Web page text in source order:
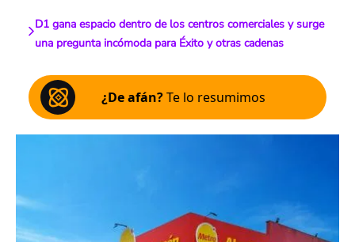
D1 gana espacio dentro de los centros comerciales y surge
una pregunta incómoda para Éxito y otras cadenas
¿De afán?Te lo resumimos